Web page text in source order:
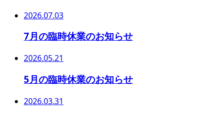
2026.07.03
7月の臨時休業のお知らせ
2026.05.21
5月の臨時休業のお知らせ
2026.03.31